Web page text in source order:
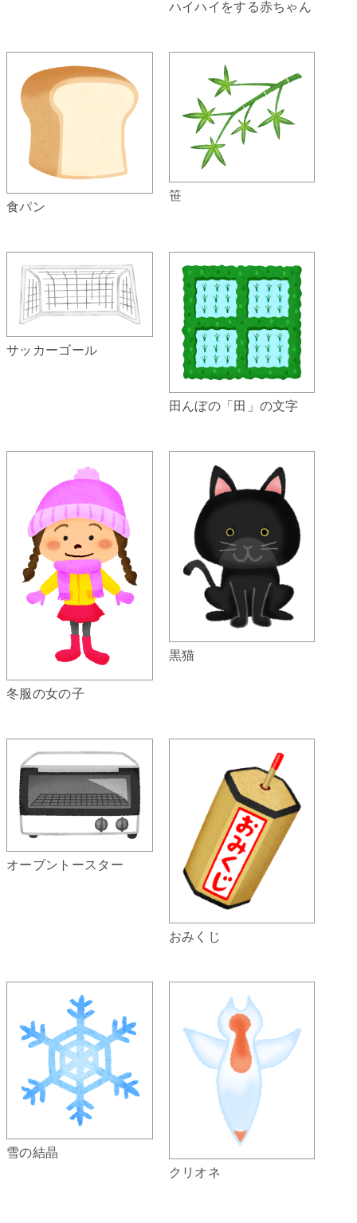
ハイハイをする赤ちゃん
食パン
笹
サッカーゴール
田んぼの「田」の文字
冬服の女の子
黒猫
オーブントースター
おみくじ
雪の結晶
クリオネ